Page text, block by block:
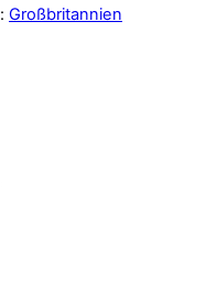
Großbritannien